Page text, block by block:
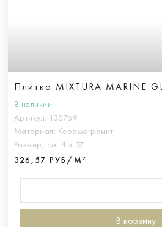
Плитка MIXTURA MARINE
В наличии
Артикул: 138769
Материал: Керамогранит
Размер, см: 4 х 37
326,57 РУБ/М²
В корзину